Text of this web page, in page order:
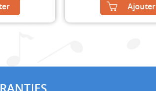
Ajouter